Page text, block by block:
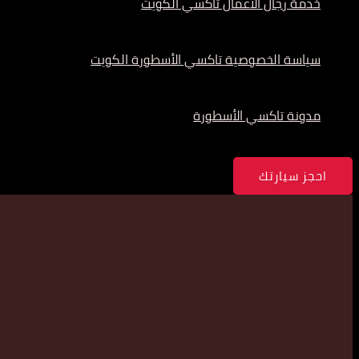
سياسة الخصوصية تاكسي الأسطورة الكويت
مدونة تاكسي الأسطورة
احجز سيارتك